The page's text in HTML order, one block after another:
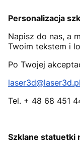
Personalizacja
Napisz do nas, a
Twoim tekstem i
Po Twojej
laser3d@laser3d.pl
Tel. + 48 68 451
Szklane statuetki